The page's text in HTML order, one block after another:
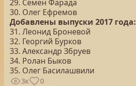
29. Семен Фарада
30. Олег Ефремов
Добавлены выпуски 2017 года:
31. Леонид Броневой
32. Георгий Бурков
33. Александр Збруев
34. Ролан Быков
35. Олег Басилашвили
3к 0